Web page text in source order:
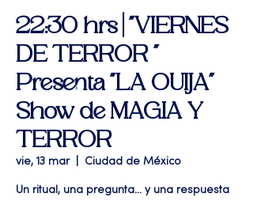
22:30 hrs | "VIERNES
DE TERROR "
Presenta "LA OUIJA"
Show de MAGIA Y
TERROR
vie, 13 mar
  |
Ciudad de México
Un ritual, una pregunta… y una respuesta